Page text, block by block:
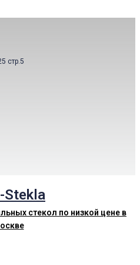
стр.5
Stekla
стекол по низкой цене в